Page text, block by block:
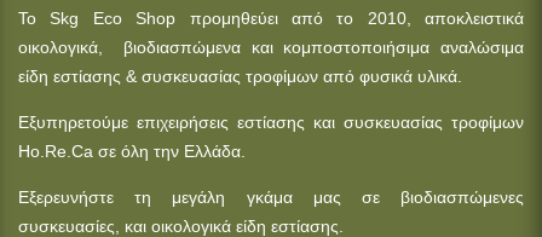
Το Skg Eco Shop προμηθεύει από το 2010, αποκλειστικά
οικολογικά, βιοδιασπώμενα και κομποστοποιήσιμα αναλώσιμα
είδη εστίασης & συσκευασίας τροφίμων από φυσικά υλικά.
Εξυπηρετούμε επιχειρήσεις εστίασης και συσκευασίας τροφίμων
Ho.Re.Ca σε όλη την Ελλάδα.
Εξερευνήστε τη μεγάλη γκάμα μας σε βιοδιασπώμενες
συσκευασίες, και οικολογικά είδη εστίασης.